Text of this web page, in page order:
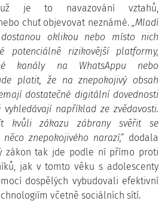
je to navazování vztahů,
chuť objevovat neznámé. „Mladí
oklikou nebo místo nich
potenciálně rizikovější platformy,
kanály na WhatsAppu nebo
platit, že na znepokojivý obsah
dostatečné digitální dovednosti
například ze zvědavosti.
kvůli zákazu zábrany svěřit se
znepokojivého narazí,“ dodala
zákon tak jde podle ní přímo proti
jak v tomto věku s adolescenty
dospělých vybudovali efektivní
včetně sociálních sítí.